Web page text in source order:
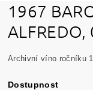
1967
ALFREDO,
Archivní víno ročníku
Dostupnost